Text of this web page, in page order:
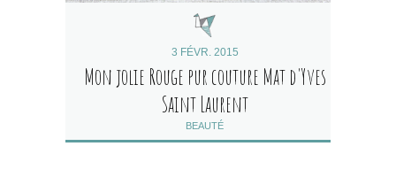
3 FÉVR. 2015
Mon jolie Rouge pur couture Mat d'Yves
Saint Laurent
BEAUTÉ